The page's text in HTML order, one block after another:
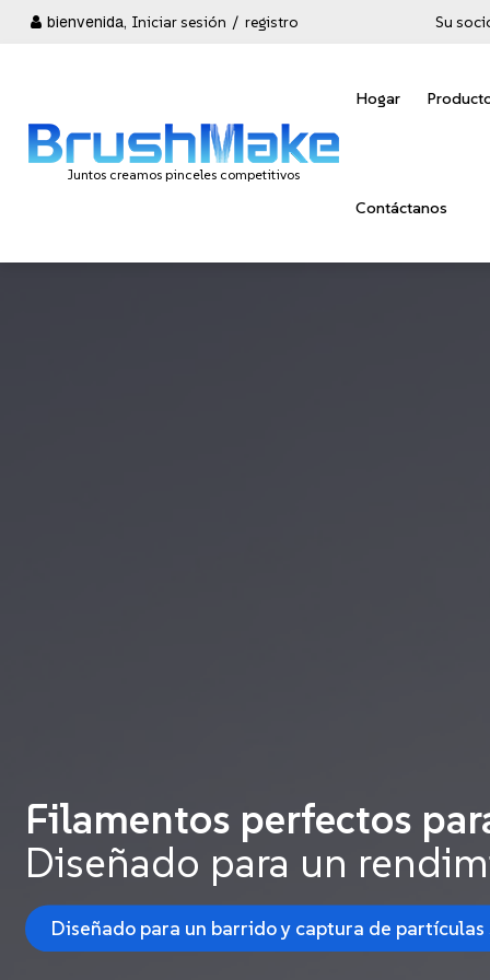
bienvenida, Iniciar sesión / registro Su
Juntos creamos pinceles competitivos
Hogar
Contáctanos
Filamentos perfectos
Diseñado para un
Diseñado para un barrido y captura de partículas